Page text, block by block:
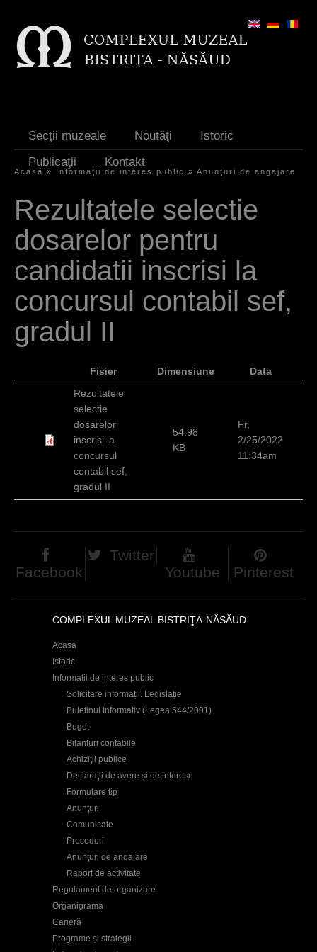
Secţii muzeale Noutăţi
Istoric
Publicaţii
Kontakt
i
e
s
i
n
d
i
Acasă » Informaţii de interes public » Anunţuri de angajare
Rezultatele selectie
dosarelor pentru
candidatii inscrisi la
concursul contabil sef,
gradul II
Fisier Dimensiune
Data
Rezultatele
selectie
dosarelor
inscrisi la
concursul
contabil sef,
gradul II
54.98
KB
Fr,
2/25/2022
11:34am
Facebook
Twitter
Youtube
Pinterest
COMPLEXUL MUZEAL BISTRIŢA-NĂSĂUD
Acasa
Istoric
Informatii de interes public
Solicitare informații. Legislație
Buletinul Informativ (Legea 544/2001)
Buget
Bilanțuri contabile
Achiziţii publice
Declaraţii de avere și de interese
Formulare tip
Anunţuri
Comunicate
Proceduri
Anunţuri de angajare
Raport de activitate
Regulament de organizare
Organigrama
Carieră
Programe și strategii